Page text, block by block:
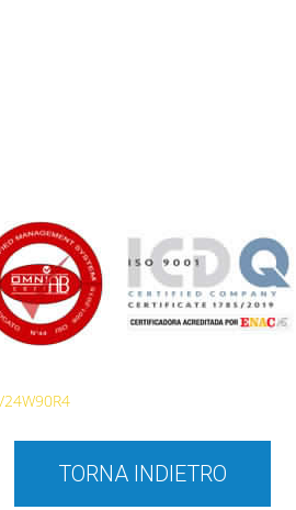
TORNA INDIETRO